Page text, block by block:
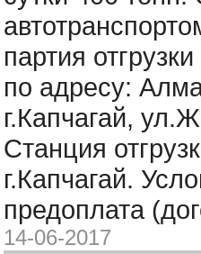
партия
по адресу:
г.Капчагай,
Станция
г.Капчагай.
предоплата
14-06-2017